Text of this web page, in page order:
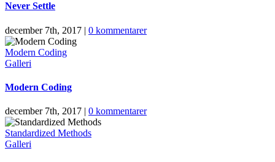
Never Settle
december 7th, 2017 | 0 kommentarer
Modern Coding
Galleri
Modern Coding
december 7th, 2017 | 0 kommentarer
Standardized Methods
Galleri